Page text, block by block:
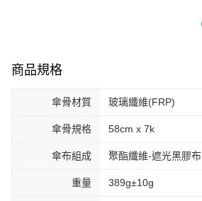
商品規格
傘骨材質 玻璃纖維(FRP)
傘骨規格 58cm x 7k
傘布組成 聚酯纖維-遮光黑膠布
重量 389g±10g